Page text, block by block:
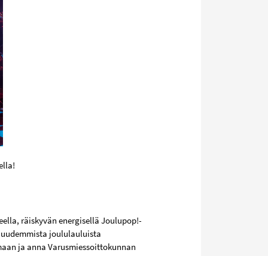
räiskyvän energisellä Joulupop!-
joululauluista
ja anna Varusmiessoittokunnan